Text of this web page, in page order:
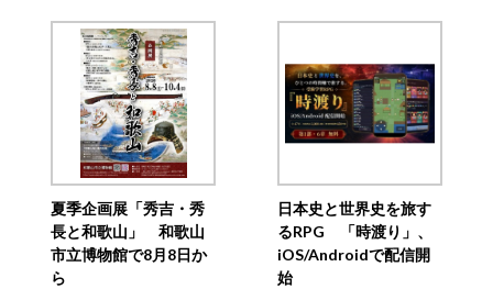
夏季企画展「秀吉・秀
長と和歌山」 和歌山
市立博物館で8月8日か
ら
日本史と世界史を旅す
るRPG 「時渡り」、
iOS/Androidで配信開
始